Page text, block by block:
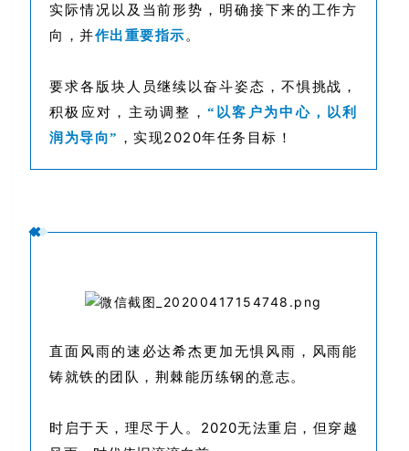
实际情况以及当前形势，明确接下来的工作方
向，并作出重要指示。
要求各版块人员继续以奋斗姿态， 不惧挑战，
积极应对，主动调整， “以客户为中心，以利
润为导向” ，实现2020年任务目标！
直面风雨的速必达希杰更加无惧风雨，
风雨能
铸就铁的团队，荆棘能历练钢的意志。
时启于天，理尽于人。2020无法重启，但穿越